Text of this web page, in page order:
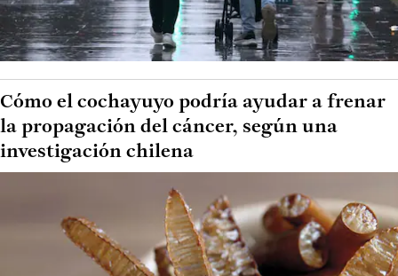
Cómo el cochayuyo podría ayudar a frenar
la propagación del cáncer, según una
investigación chilena